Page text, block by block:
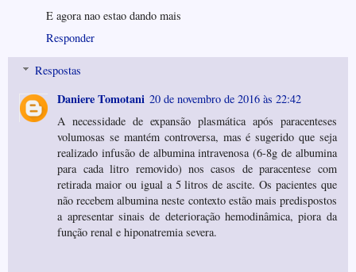
E agora nao estao dando mais
Responder
Respostas
Daniere Tomotani 20 de novembro de 2016 às 22:42
A necessidade de expansão plasmática após paracenteses
volumosas se mantém controversa, mas é sugerido que seja
realizado infusão de albumina intravenosa (6-8g de albumina
para cada litro removido) nos casos de paracentese com
retirada maior ou igual a 5 litros de ascite. Os pacientes que
não recebem albumina neste contexto estão mais predispostos
a apresentar sinais de deterioração hemodinâmica, piora da
função renal e hiponatremia severa.